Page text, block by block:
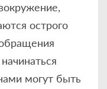
острого
могут быть